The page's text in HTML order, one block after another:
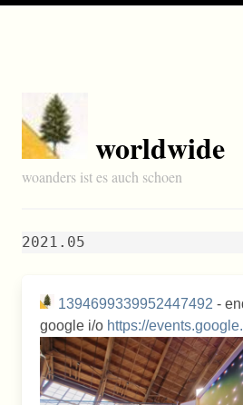
worldwide
woanders ist es auch schoen
2021.05
1394699339952447492 -
google i/o https://